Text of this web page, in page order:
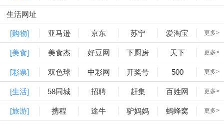
生活网址
[购物] 亚马逊 京东 苏宁 爱淘宝 更多>
[美食] 美食杰 好豆网 下厨房 天下 更多>
[彩票] 双色球 中彩网 开奖号 500 更多>
[生活] 58同城 招聘 赶集 百姓网 更多>
[旅游] 携程 途牛 驴妈妈 蚂蜂窝 更多>